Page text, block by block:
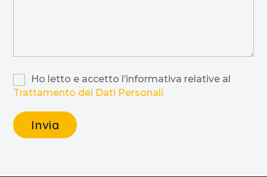
Ho letto e accetto l’informativa relative al
Trattamento dei Dati Personali